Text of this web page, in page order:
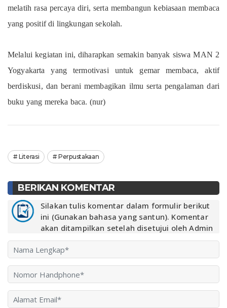
melatih rasa percaya diri, serta membangun kebiasaan membaca
yang positif di lingkungan sekolah.
Melalui kegiatan ini, diharapkan semakin banyak siswa MAN 2
Yogyakarta yang termotivasi untuk gemar membaca, aktif
berdiskusi, dan berani membagikan ilmu serta pengalaman dari
buku yang mereka baca. (nur)
Literasi Perpustakaan
BERIKAN KOMENTAR
Silakan tulis komentar dalam formulir berikut
ini (Gunakan bahasa yang santun). Komentar
akan ditampilkan setelah disetujui oleh Admin